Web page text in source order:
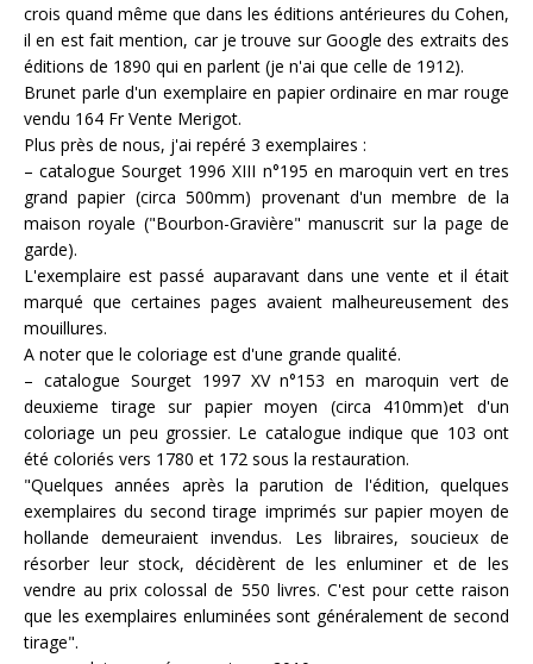
crois quand même que dans les éditions antérieures du Cohen,
il en est fait mention, car je trouve sur Google des extraits des
éditions de 1890 qui en parlent (je n'ai que celle de 1912).
Brunet parle d'un exemplaire en papier ordinaire en mar rouge
vendu 164 Fr Vente Merigot.
Plus près de nous, j'ai repéré 3 exemplaires :
– catalogue Sourget 1996 XIII n°195 en maroquin vert en tres
grand papier (circa 500mm) provenant d'un membre de la
maison royale ("Bourbon-Gravière" manuscrit sur la page de
garde).
L'exemplaire est passé auparavant dans une vente et il était
marqué que certaines pages avaient malheureusement des
mouillures.
A noter que le coloriage est d'une grande qualité.
– catalogue Sourget 1997 XV n°153 en maroquin vert de
deuxieme tirage sur papier moyen (circa 410mm)et d'un
coloriage un peu grossier. Le catalogue indique que 103 ont
été coloriés vers 1780 et 172 sous la restauration.
"Quelques années après la parution de l'édition, quelques
exemplaires du second tirage imprimés sur papier moyen de
hollande demeuraient invendus. Les libraires, soucieux de
résorber leur stock, décidèrent de les enluminer et de les
vendre au prix colossal de 550 livres. C'est pour cette raison
que les exemplaires enluminées sont généralement de second
tirage".